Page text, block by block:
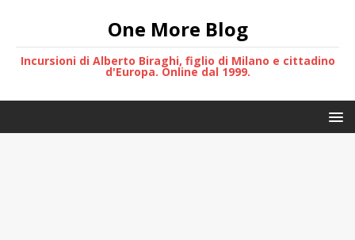
One More Blog
Incursioni di Alberto Biraghi, figlio di Milano e cittadino
d'Europa. Online dal 1999.